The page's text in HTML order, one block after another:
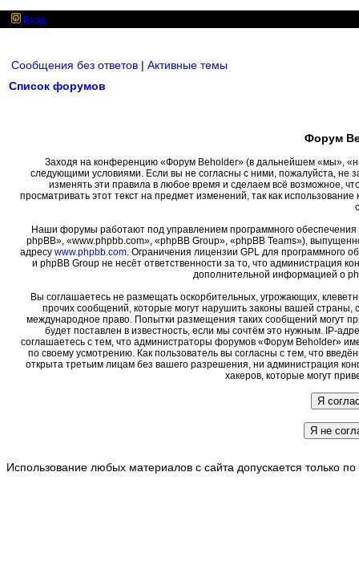
Вход
Сообщения без ответов | Активные темы
Список форумов
Форум
Заходя на конференцию «Форум Beholder» (в дальнейшем «мы»,
следующими условиями. Если вы не согласны с ними, пожалуйста, не
изменять эти правила в любое время и сделаем всё возможное,
просматривать этот текст на предмет изменений, так как
Наши форумы работают под управлением программного
phpBB», «www.phpbb.com», «phpBB Group», «phpBB Teams»),
адресу www.phpbb.com. Ограничения лицензии GPL для программного
и phpBB Group не несёт ответственности за то, что администрация
дополнительной информацией о
Вы соглашаетесь не размещать оскорбительных, угрожающих,
прочих сообщений, которые могут нарушить законы вашей страны,
международное право. Попытки размещения таких сообщений могут
будет поставлен в известность, если мы сочтём это нужным. IP-
соглашаетесь с тем, что администраторы форумов «Форум Beholder»
по своему усмотрению. Как пользователь вы согласны с тем, что
открыта третьим лицам без вашего разрешения, ни администрация
хакеров, которые могут
Использование любых материалов с сайта допускается только